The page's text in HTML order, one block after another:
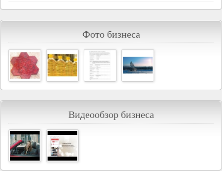
Фото бизнеса
Видеообзор бизнеса